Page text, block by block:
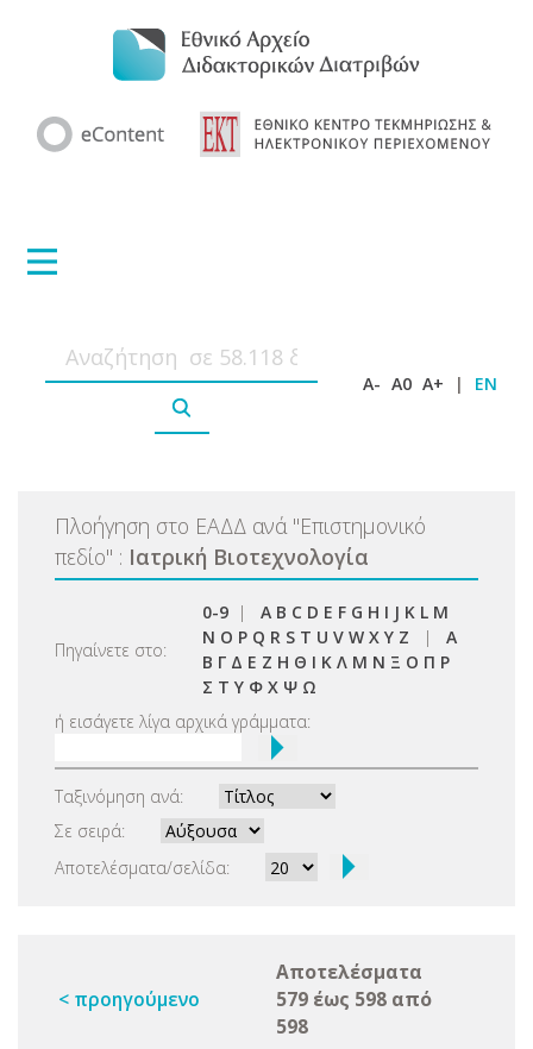
A- A0 A+ | EN
Πλοήγηση στο ΕΑΔΔ ανά "Επιστημονικό
πεδίο" : Ιατρική Βιοτεχνολογία
Πηγαίνετε στο:
0-9 | A B C D E F G H I J K L M
N O P Q R S T U V W X Y Z | Α
Β Γ Δ Ε Ζ Η Θ Ι Κ Λ Μ Ν Ξ Ο Π Ρ
Σ Τ Υ Φ Χ Ψ Ω
ή εισάγετε λίγα αρχικά γράμματα:
Ταξινόμηση ανά:
Σε σειρά:
Αποτελέσματα/σελίδα:
< προηγούμενο
Αποτελέσματα
579 έως 598 από
598